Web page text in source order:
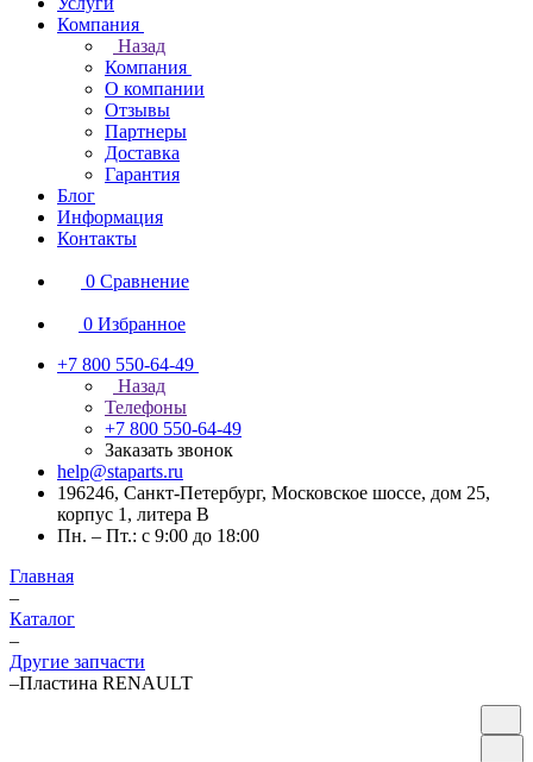
Компания
Назад
Компания
О компании
Отзывы
Партнеры
Доставка
Гарантия
Блог
Информация
Контакты
0 Сравнение
0 Избранное
+7 800 550-64-49
Назад
Телефоны
+7 800 550-64-49
Заказать звонок
help@staparts.ru
196246, Санкт-Петербург, Московское шоссе, дом 25,
корпус 1, литера В
Пн. – Пт.: с 9:00 до 18:00
Главная
–
Каталог
–
Другие запчасти
–Пластина RENAULT